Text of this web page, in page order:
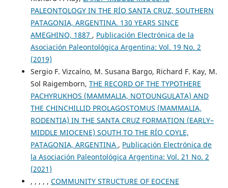
PALEONTOLOGY IN THE RÍO SANTA CRUZ, SOUTHERN
PATAGONIA, ARGENTINA. 130 YEARS SINCE
AMEGHINO, 1887 , Publicación Electrónica de la
Asociación Paleontológica Argentina: Vol. 19 No. 2
(2019)
Sergio F. Vizcaíno, M. Susana Bargo, Richard F. Kay, M.
Sol Raigemborn, THE RECORD OF THE TYPOTHERE
PACHYRUKHOS (MAMMALIA, NOTOUNGULATA) AND
THE CHINCHILLID PROLAGOSTOMUS (MAMMALIA,
RODENTIA) IN THE SANTA CRUZ FORMATION (EARLY–
MIDDLE MIOCENE) SOUTH TO THE RÍO COYLE,
PATAGONIA, ARGENTINA , Publicación Electrónica de
la Asociación Paleontológica Argentina: Vol. 21 No. 2
(2021)
, , , , , COMMUNITY STRUCTURE OF EOCENE